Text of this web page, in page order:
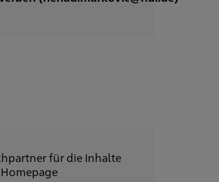
für die Inhalte